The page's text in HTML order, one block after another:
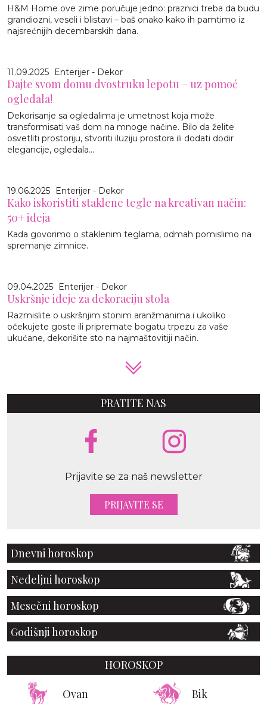
H&M Home ove zime poručuje jedno: praznici treba da budu
grandiozni, veseli i blistavi – baš onako kako ih pamtimo iz
najsrećnijih decembarskih dana.
11.09.2025 Enterijer - Dekor
Dajte svom domu dvostruku lepotu – uz pomoć
ogledala!
Dekorisanje sa ogledalima je umetnost koja može
transformisati vaš dom na mnoge načine. Bilo da želite
osvetliti prostoriju, stvoriti iluziju prostora ili dodati dodir
elegancije, ogledala...
19.06.2025 Enterijer - Dekor
Kako iskoristiti staklene tegle na kreativan način:
50+ ideja
Kada govorimo o staklenim teglama, odmah pomislimo na
spremanje zimnice.
09.04.2025 Enterijer - Dekor
Uskršnje ideje za dekoraciju stola
Razmislite o uskršnjim stonim aranžmanima i ukoliko
očekujete goste ili pripremate bogatu trpezu za vaše
ukućane, dekorišite sto na najmaštovitiji način.
PRATITE NAS
Prijavite se za naš newsletter
PRIJAVITE SE
Dnevni horoskop
Nedeljni horoskop
Mesečni horoskop
Godišnji horoskop
HOROSKOP
Ovan Bik